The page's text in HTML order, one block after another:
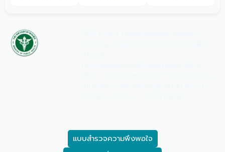
แบบสำรวจความพึงพอใจ